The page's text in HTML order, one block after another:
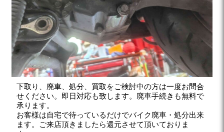
下取り、廃車、処分、買取をご検討中の方は一度お問合
せください。即日対応も致します。廃車手続きも無料で
承ります。
お客様は自宅で待っているだけでバイク廃車・処分出来
ます。ご来店頂きましたら還元させて頂いておりま